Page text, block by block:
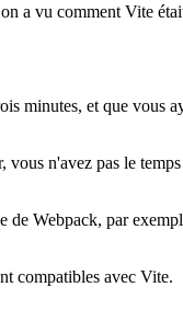
a vu comment Vite
minutes, et que vous
n'avez pas le
de Webpack, par
compatibles avec Vite.